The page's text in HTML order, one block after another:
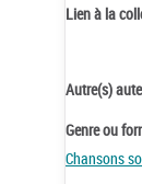
Lien à la
Autre(s)
Genre ou
Chansons